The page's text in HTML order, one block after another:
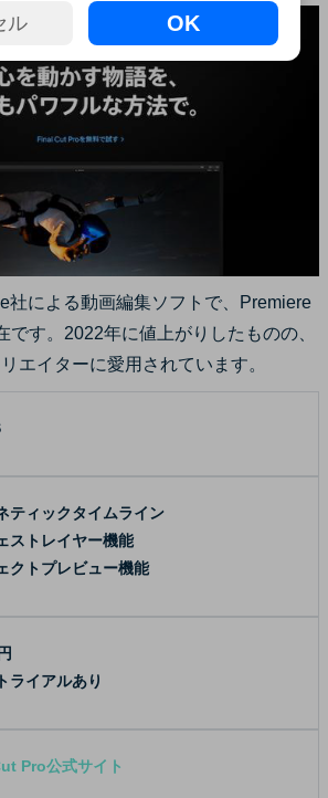
社による動画編集ソフトで、Premiere
です。2022年に値上がりしたものの、
エイターに愛用されています。
ティックタイムライン
ストレイヤー機能
クトプレビュー機能
ライアルあり
Pro公式サイト
ル OK